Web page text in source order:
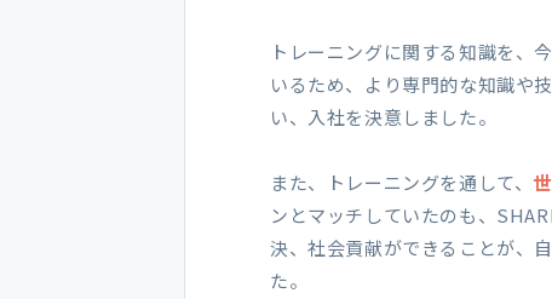
トレーニングに関する知識を、
いるため、より専門的な知識や
い、入社を決意しました。
また、トレーニングを通して、
ンとマッチしていたのも、
決、社会貢献ができることが、
た。